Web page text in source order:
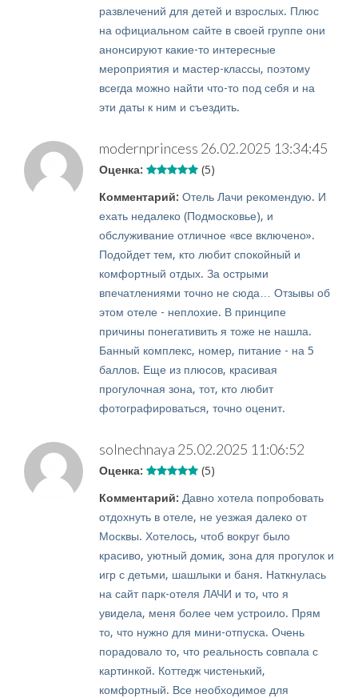
развлечений для детей и взрослых. Плюс
на официальном сайте в своей группе они
анонсируют какие-то интересные
мероприятия и мастер-классы, поэтому
всегда можно найти что-то под себя и на
эти даты к ним и съездить.
modernprincess 26.02.2025 13:34:45
Оценка: (5)
Комментарий: Отель Лачи рекомендую. И
ехать недалеко (Подмосковье), и
обслуживание отличное «все включено».
Подойдет тем, кто любит спокойный и
комфортный отдых. За острыми
впечатлениями точно не сюда… Отзывы об
этом отеле - неплохие. В принципе
причины понегативить я тоже не нашла.
Банный комплекс, номер, питание - на 5
баллов. Еще из плюсов, красивая
прогулочная зона, тот, кто любит
фотографироваться, точно оценит.
solnechnaya 25.02.2025 11:06:52
Оценка: (5)
Комментарий: Давно хотела попробовать
отдохнуть в отеле, не уезжая далеко от
Москвы. Хотелось, чтоб вокруг было
красиво, уютный домик, зона для прогулок и
игр с детьми, шашлыки и баня. Наткнулась
на сайт парк-отеля ЛАЧИ и то, что я
увидела, меня более чем устроило. Прям
то, что нужно для мини-отпуска. Очень
порадовало то, что реальность совпала с
картинкой. Коттедж чистенький,
комфортный. Все необходимое для